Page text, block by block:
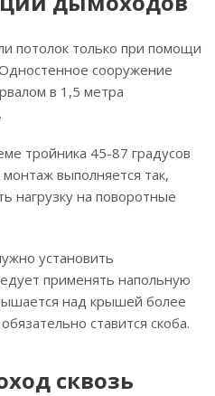
потолок только при помощи
сооружение
в 1,5 метра
тройника 45-87 градусов
выполняется так,
нагрузку на поворотные
установить
применять напольную
над крышей более
ставится скоба.
сквозь